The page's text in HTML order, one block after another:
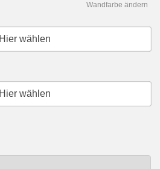
Wandfarbe ändern
Hier wählen
Hier wählen